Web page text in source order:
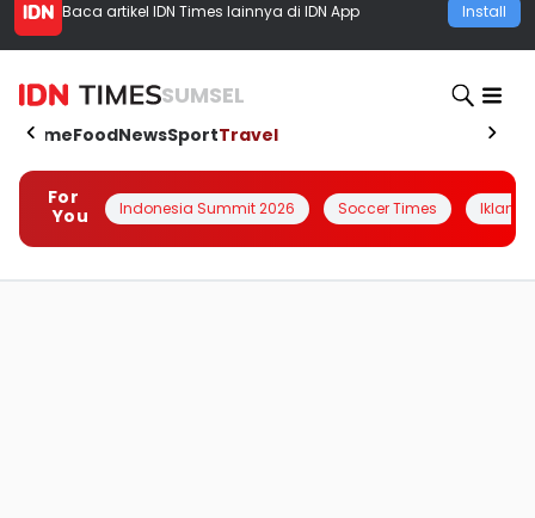
Baca artikel IDN Times lainnya di IDN App Install
SUMSEL
HomeFoodNewsSportTravel
For
You
Indonesia Summit 2026 Soccer Times Iklanin